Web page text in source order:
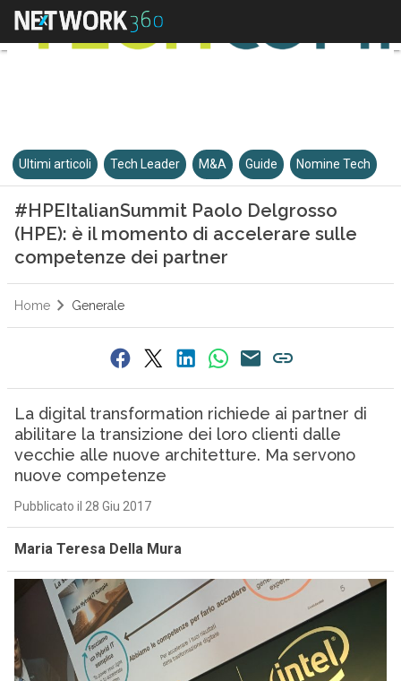
Ultimi articoli Tech Leader M&A Guide Nomine Tech
#HPEItalianSummit Paolo Delgrosso
(HPE): è il momento di accelerare sulle
competenze dei partner
Home Generale
La digital transformation richiede ai partner di
abilitare la transizione dei loro clienti dalle
vecchie alle nuove architetture. Ma servono
nuove competenze
Pubblicato il 28 Giu 2017
Maria Teresa Della Mura